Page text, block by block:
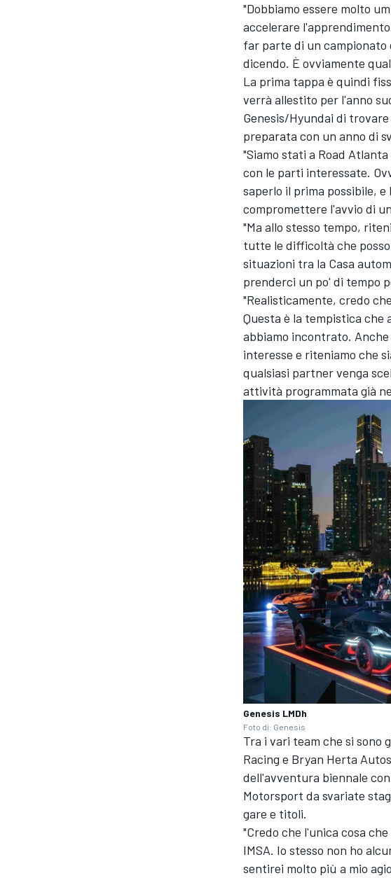
"Dobbiamo essere molto
accelerare
far parte di un campionato
dicendo. È ovviamente
La prima tappa è quindi
verrà allestito per l'anno
Genesis/Hyundai di
preparata con un anno di
"Siamo stati a Road
con le parti interessate.
saperlo il prima possibile,
compromettere l'avvio di
"Ma allo stesso tempo,
tutte le difficoltà che
situazioni tra la Casa
prenderci un po' di tempo
"Realisticamente, credo
Questa è la tempistica che
abbiamo incontrato.
interesse e riteniamo che
qualsiasi partner venga
attività programmata già
Genesis LMDh
Foto di: Genesis
Tra i vari team che si sono
Racing e Bryan Herta
dell'avventura biennale
Motorsport da svariate
gare e titoli.
"Credo che l'unica cosa
IMSA. Io stesso non ho
sentirei molto più a mio